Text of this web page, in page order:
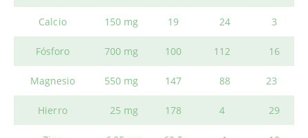
Calcio 150 mg 19 24 3
Fósforo 700 mg 100 112 16
Magnesio 550 mg 147 88 23
Hierro 25 mg 178 4 29